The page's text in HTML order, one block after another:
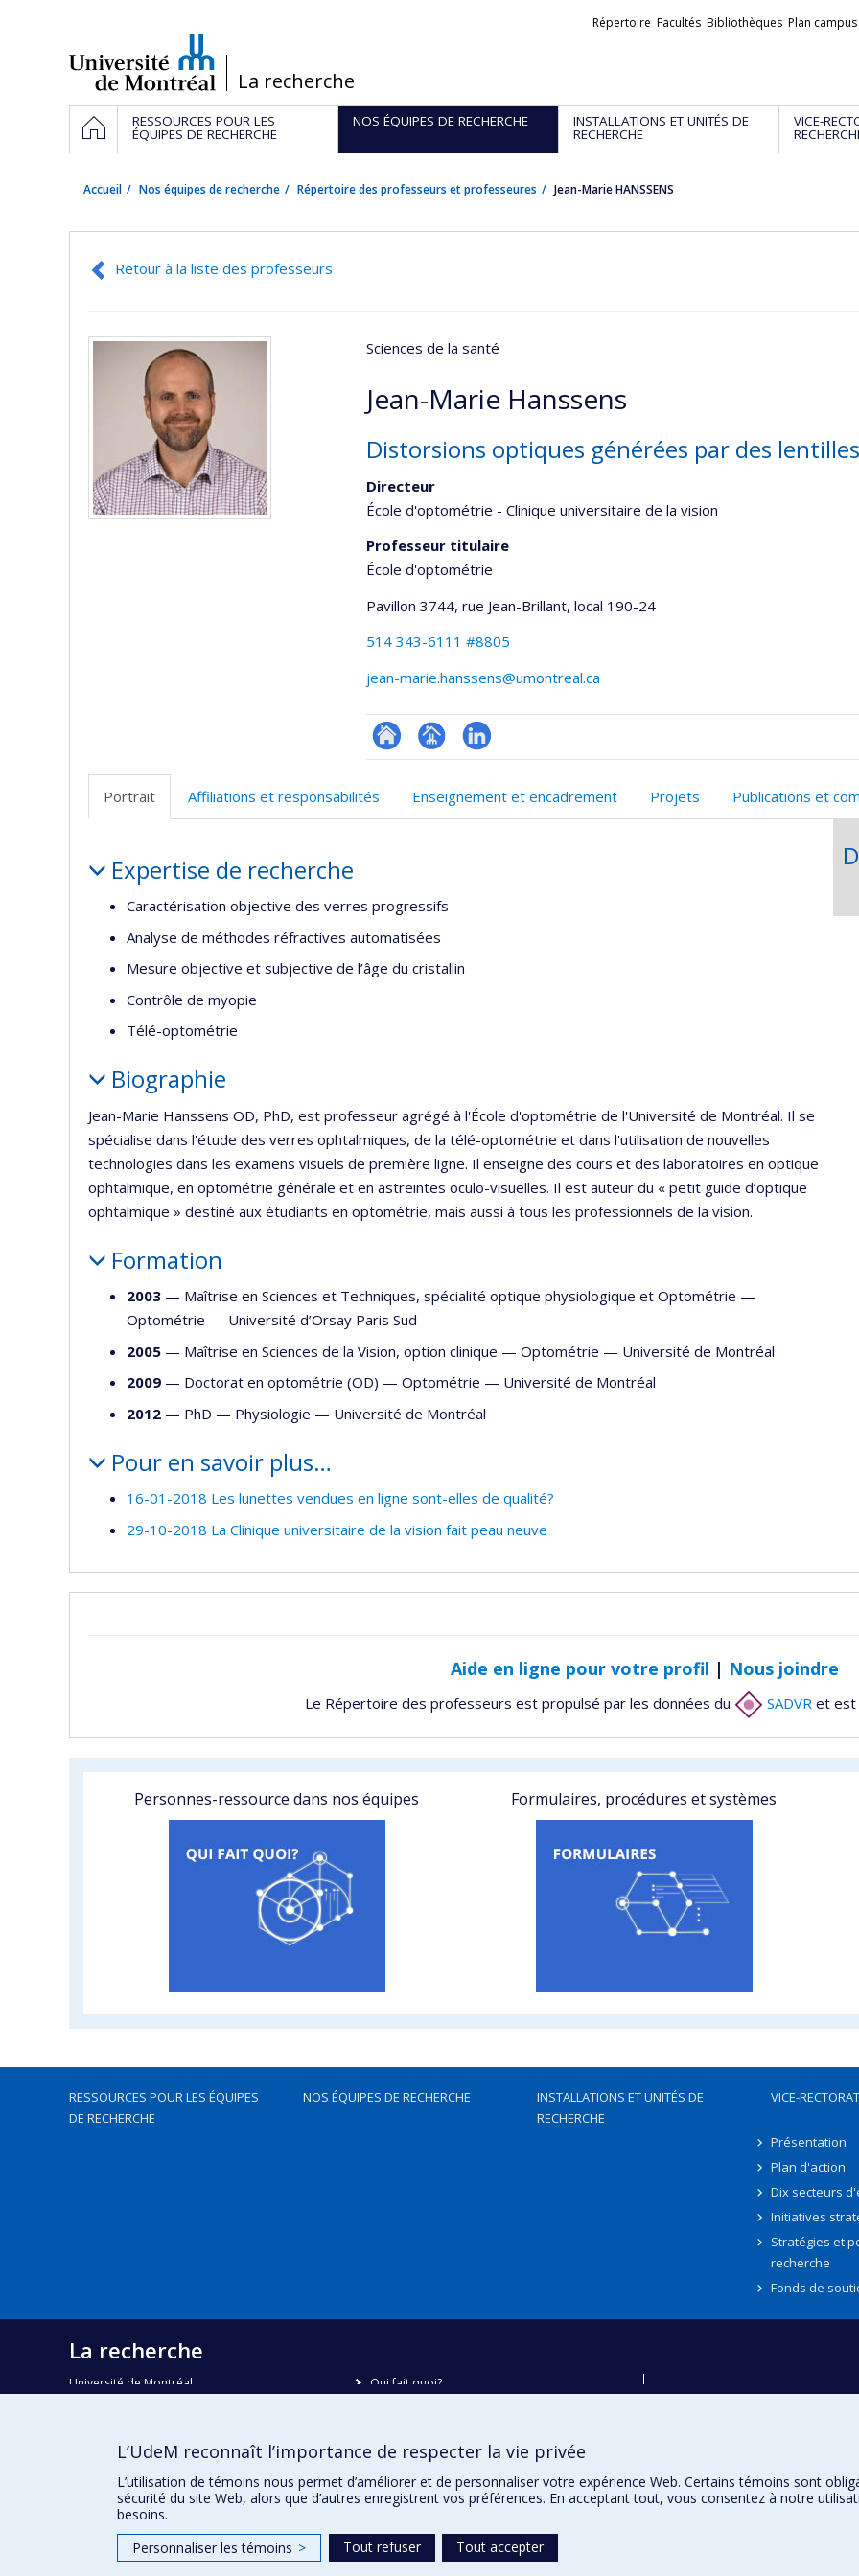
/La recherche
Liens
Répertoire Facultés Bibliothèques Plan campus
Navigation
principale
ACCUEILRESSOURCES POUR LES
ÉQUIPES DE RECHERCHE
NOS ÉQUIPES DE RECHERCHE INSTALLATIONS ET UNITÉS DE
RECHERCHE
VICE-
Accueil Nos équipes de recherche Répertoire des professeurs et professeures Jean-Marie HANSSENS
Retour à la liste des professeurs
Sciences de la santé
Jean-Marie Hanssens
Distorsions optiques générées par des
Directeur
École d'optométrie - Clinique universitaire de la vision
Professeur titulaire
École d'optométrie
Pavillon 3744, rue Jean-Brillant, local 190-24
514 343-6111 #8805
jean-marie.hanssens@umontreal.ca
ResearchGate
Page
(faculté,département,école)
LinkedIn
Portrait
Affiliations et responsabilités Enseignement et encadrement Projets Publications et
Expertise de recherche
Caractérisation objective des verres progressifs
Analyse de méthodes réfractives automatisées
Mesure objective et subjective de l’âge du cristallin
Contrôle de myopie
Télé-optométrie
Biographie
Jean-Marie Hanssens OD, PhD, est professeur agrégé à l'École d'optométrie de l'Université de Montréal. Il se
spécialise dans l'étude des verres ophtalmiques, de la télé-optométrie et dans l'utilisation de nouvelles
technologies dans les examens visuels de première ligne. Il enseigne des cours et des laboratoires en optique
ophtalmique, en optométrie générale et en astreintes oculo-visuelles. Il est auteur du « petit guide d’optique
ophtalmique » destiné aux étudiants en optométrie, mais aussi à tous les professionnels de la vision.
Formation
2003 — Maîtrise en Sciences et Techniques, spécialité optique physiologique et Optométrie —
Optométrie — Université d’Orsay Paris Sud
2005 — Maîtrise en Sciences de la Vision, option clinique — Optométrie — Université de Montréal
2009 — Doctorat en optométrie (OD) — Optométrie — Université de Montréal
2012 — PhD — Physiologie — Université de Montréal
Pour en savoir plus…
16-01-2018 Les lunettes vendues en ligne sont-elles de qualité?
29-10-2018 La Clinique universitaire de la vision fait peau neuve
Aide en ligne pour votre profil | Nous joindre
Le Répertoire des professeurs est propulsé par les données du SADVR et est
Personnes-ressource dans nos équipes Formulaires, procédures et systèmes
RESSOURCES POUR LES ÉQUIPES
DE RECHERCHE
NOS ÉQUIPES DE RECHERCHE
INSTALLATIONS ET UNITÉS DE
RECHERCHE
VICE-
Présentation
Plan d'action
Dix secteurs
Initiatives
Stratégies et
recherche
Fonds de
La recherche
Université de Montréal
Courriel:recherche@umontreal.ca
Qui fait quoi?
Plan du site
Accessibilité
L’UdeM reconnaît l’importance de respecter la vie privée
L’utilisation de témoins nous permet d’améliorer et de personnaliser votre expérience Web. Certains témoins sont
sécurité du site Web, alors que d’autres enregistrent vos préférences. En acceptant tout, vous consentez à notre
besoins.
Personnaliser les témoins > Tout refuser
Tout accepter